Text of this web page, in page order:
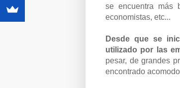
se encuentra más
economistas, etc...
Desde que se
utilizado por las
pesar, de grandes
encontrado